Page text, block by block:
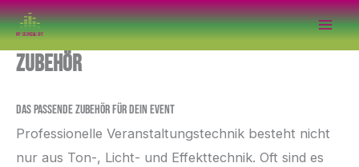
Zum
Inhalt
springen
Zubehör
Das passende Zubehör für Dein Event
Professionelle Veranstaltungstechnik besteht nicht
nur aus Ton-, Licht- und Effekttechnik. Oft sind es